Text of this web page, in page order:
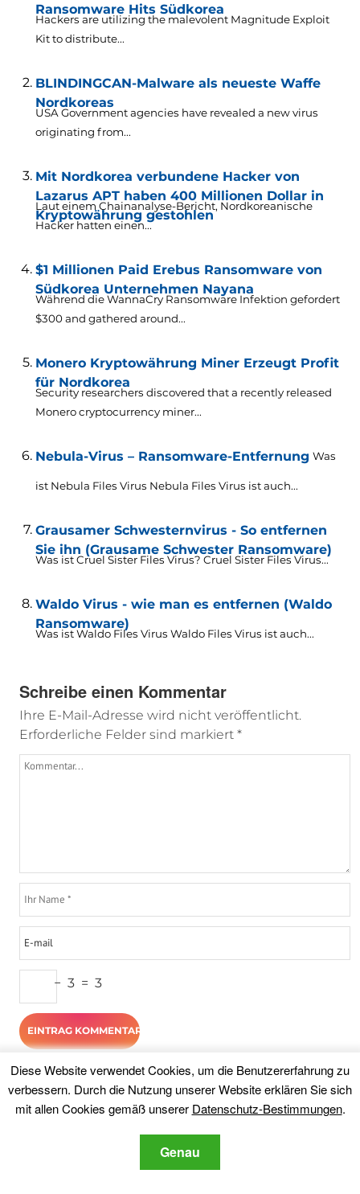
Ransomware Hits Südkorea
Hackers are utilizing the malevolent Magnitude Exploit
Kit to distribute...
BLINDINGCAN-Malware als neueste Waffe
Nordkoreas
USA Government agencies have revealed a new virus
originating from...
Mit Nordkorea verbundene Hacker von
Lazarus APT haben 400 Millionen Dollar in
Kryptowährung gestohlen
Laut einem Chainanalyse-Bericht, Nordkoreanische
Hacker hatten einen...
$1 Millionen Paid Erebus Ransomware von
Südkorea Unternehmen Nayana
Während die WannaCry Ransomware Infektion gefordert
$300and gathered around...
Monero Kryptowährung Miner Erzeugt Profit
für Nordkorea
Security researchers discovered that a recently released
Monero cryptocurrency miner...
Nebula-Virus – Ransomware-Entfernung Was
ist Nebula Files Virus Nebula Files Virus ist auch...
Grausamer Schwesternvirus - So entfernen
Sie ihn (Grausame Schwester Ransomware)
Was ist Cruel Sister Files Virus? Cruel Sister Files Virus...
Waldo Virus - wie man es entfernen (Waldo
Ransomware)
Was ist Waldo Files Virus Waldo Files Virus ist auch...
Schreibe einen Kommentar
Ihre E-Mail-Adresse wird nicht veröffentlicht.
Erforderliche Felder sind markiert *
− 3 = 3
Höhepunkte
Diese Website verwendet Cookies, um die Benutzererfahrung zu
verbessern. Durch die Nutzung unserer Website erklären Sie sich
mit allen Cookies gemäß unserer Datenschutz-Bestimmungen.
Genau